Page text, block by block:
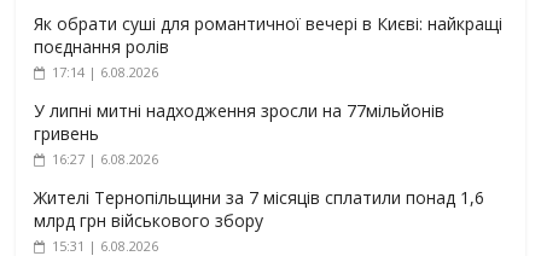
Як обрати суші для романтичної вечері в Києві: найкращі
поєднання ролів
17:14 | 6.08.2026
У липні митні надходження зросли на 77мільйонів
гривень
16:27 | 6.08.2026
Жителі Тернопільщини за 7 місяців сплатили понад 1,6
млрд грн військового збору
15:31 | 6.08.2026